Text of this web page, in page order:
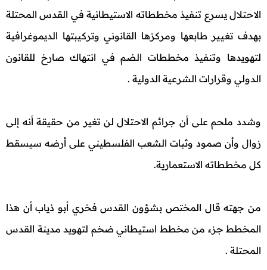
الاحتلال يسرع تنفيذ مخططاته الاستيطانية في القدس المحتلة
بهدف تغيير طابعها ومركزها القانوني وتركيبتها الديموغرافية
لتهويدها وتنفيذ مخططات الضم في انتهاك صارخ للقانون
الدولي وقرارات الشرعية الدولية .
وشدد ملحم على أن جرائم الاحتلال لن تغير من حقيقة أنه إلى
زوال وأن صمود وثبات الشعب الفلسطيني على أرضه سيسقط
كل مخططاته الاستعمارية.
من جهته قال المختص بشؤون القدس فخري أبو ذياب أن هذا
المخطط جزء من مخطط استيطاني ضخم لتهويد مدينة القدس
المحتلة .